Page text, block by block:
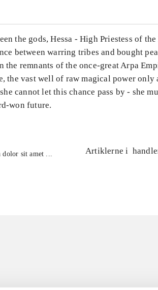
the gods, Hessa - High Priestess of the
between warring tribes and bought
the remnants of the once-great Arpa
the vast well of raw magical power only
cannot let this chance pass by - she
won future.
dolor sit amet ...
Artiklerne i